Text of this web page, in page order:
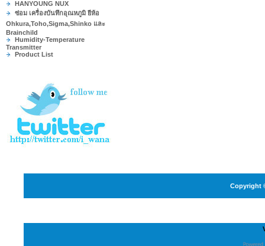
HANYOUNG NUX
ซ่อม เครื่องบันทึกอุณหภูมิ ยีห้อ
Ohkura,Toho,Sigma,Shinko และ
Brainchild
Humidity-Temperature
Transmitter
Product List
Copyright